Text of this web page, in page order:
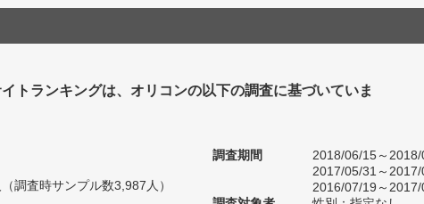
トランキングは、オリコンの以下の調査に基づいていま
調査時サンプル数3,987人）
調査期間
2018/06/15～2018/
2017/05/31～
2016/07/19～